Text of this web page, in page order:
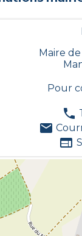
Maire
Pour